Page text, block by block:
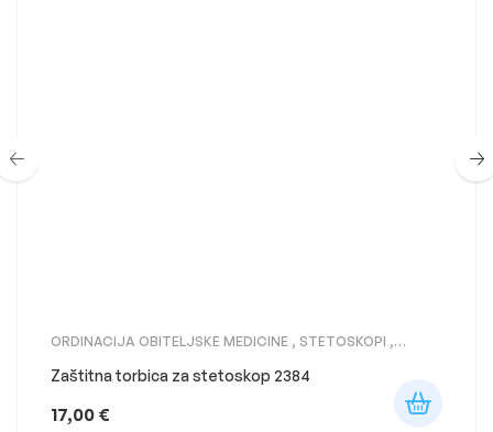
ORDINACIJA OBITELJSKE MEDICINE , STETOSKOPI ,
Zaštitna torbica za stetoskop 2384
17,00 €